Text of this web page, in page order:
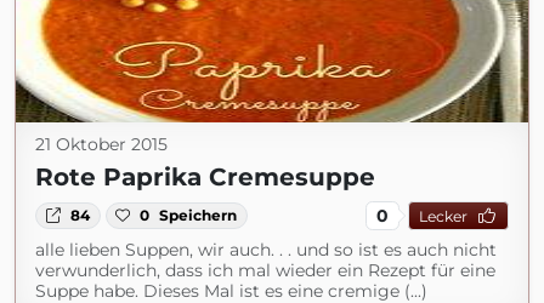
21 Oktober 2015
Rote Paprika Cremesuppe
84 0 Speichern 0 Lecker
alle lieben Suppen, wir auch. . . und so ist es auch nicht
verwunderlich, dass ich mal wieder ein Rezept für eine
Suppe habe. Dieses Mal ist es eine cremige (...)